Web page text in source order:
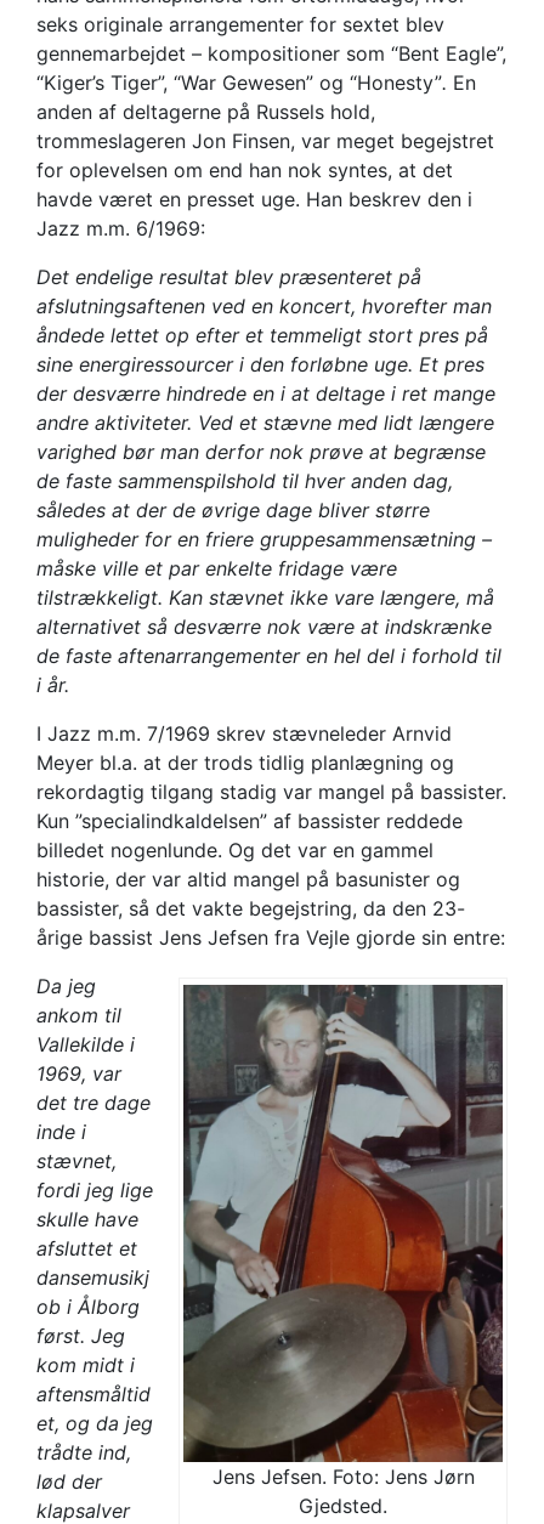
seks originale arrangementer for sextet blev
gennemarbejdet – kompositioner som “Bent Eagle”,
“Kiger’s Tiger”, “War Gewesen” og “Honesty”. En
anden af deltagerne på Russels hold,
trommeslageren Jon Finsen, var meget begejstret
for oplevelsen om end han nok syntes, at det
havde været en presset uge. Han beskrev den i
Jazz m.m. 6/1969:
Det endelige resultat blev præsenteret på
afslutningsaftenen ved en koncert, hvorefter man
åndede lettet op efter et temmeligt stort pres på
sine energiressourcer i den forløbne uge. Et pres
der desværre hindrede en i at deltage i ret mange
andre aktiviteter. Ved et stævne med lidt længere
varighed bør man derfor nok prøve at begrænse
de faste sammenspilshold til hver anden dag,
således at der de øvrige dage bliver større
muligheder for en friere gruppesammensætning –
måske ville et par enkelte fridage være
tilstrækkeligt. Kan stævnet ikke vare længere, må
alternativet så desværre nok være at indskrænke
de faste aftenarrangementer en hel del i forhold til
i år.
I Jazz m.m. 7/1969 skrev stævneleder Arnvid
Meyer bl.a. at der trods tidlig planlægning og
rekordagtig tilgang stadig var mangel på bassister.
Kun ”specialindkaldelsen” af bassister reddede
billedet nogenlunde. Og det var en gammel
historie, der var altid mangel på basunister og
bassister, så det vakte begejstring, da den 23-
årige bassist Jens Jefsen fra Vejle gjorde sin entre:
Jens Jefsen. Foto: Jens Jørn
Gjedsted.
Da jeg
ankom til
Vallekilde i
1969, var
det tre dage
inde i
stævnet,
fordi jeg lige
skulle have
afsluttet et
dansemusikj
ob i Ålborg
først. Jeg
kom midt i
aftensmåltid
et, og da jeg
trådte ind,
lød der
klapsalver